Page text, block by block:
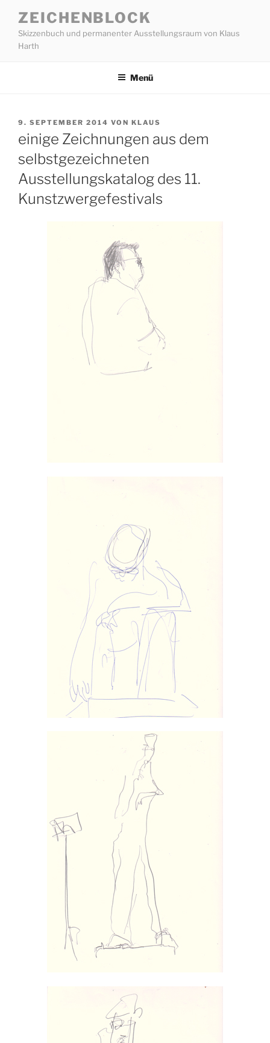
Inhalt
springen
ZEICHENBLOCK
Skizzenbuch und permanenter Ausstellungsraum von Klaus
Harth
Menü
VERÖFFENTLICHT
AM
9. SEPTEMBER 2014 VON KLAUS
einige Zeichnungen aus dem
selbstgezeichneten
Ausstellungskatalog des 11.
Kunstzwergefestivals